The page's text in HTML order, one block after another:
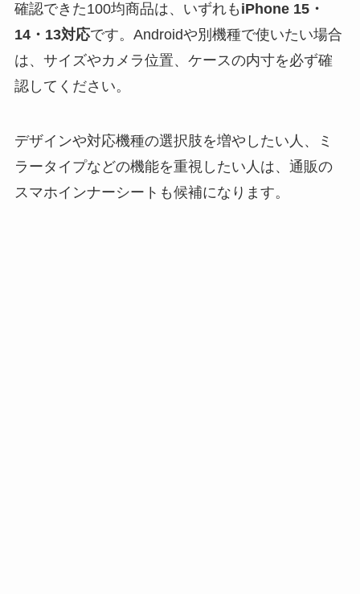
セリア等で帽子クリ
ップは買える？使い
方とおすすめも紹
セリア等でスパイス
ミルは買える？手
動・電動・ワンハン
確認できた100均商品は、いずれも iPhone 15・
14・13対応です。Androidや別機種で使いたい場合
は、サイズやカメラ位置、ケースの内寸を必ず確
認してください。
デザインや対応機種の選択肢を増やしたい人、ミ
ラータイプなどの機能を重視したい人は、通販の
スマホインナーシートも候補になります。